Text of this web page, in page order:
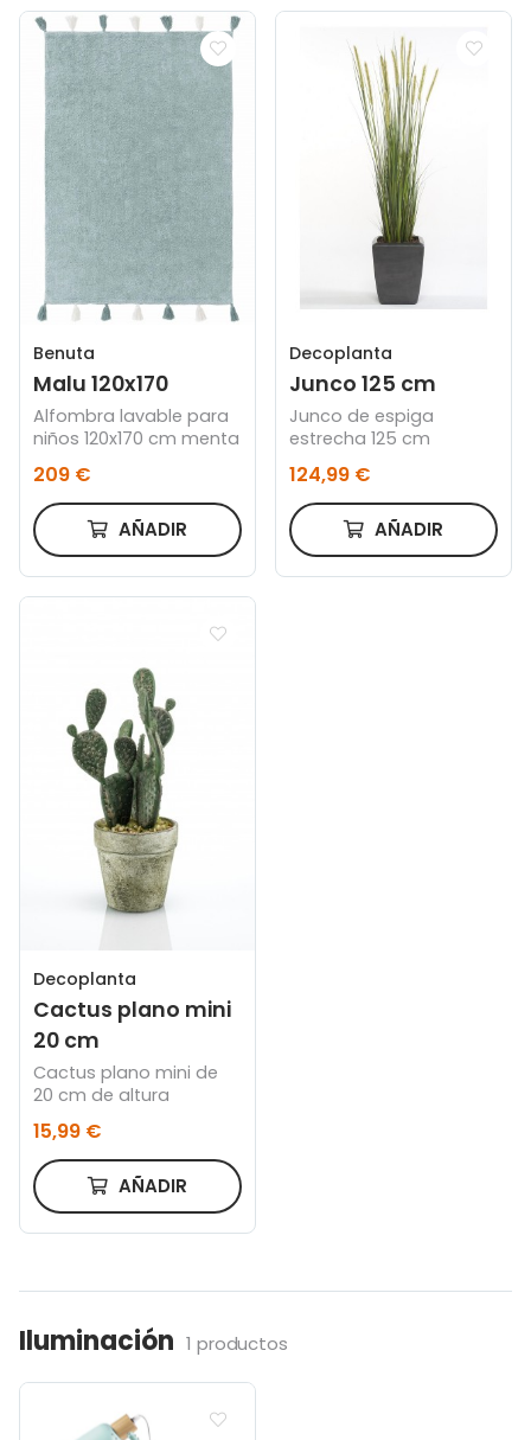
Benuta
Malu 120x170
Alfombra lavable para
niños 120x170 cm menta
209 €
AÑADIR
Decoplanta
Junco 125 cm
Junco de espiga
estrecha 125 cm
124,99 €
AÑADIR
Decoplanta
Cactus plano mini
20 cm
Cactus plano mini de
20 cm de altura
15,99 €
AÑADIR
Iluminación 1 productos